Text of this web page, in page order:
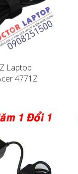
Laptop
4771Z